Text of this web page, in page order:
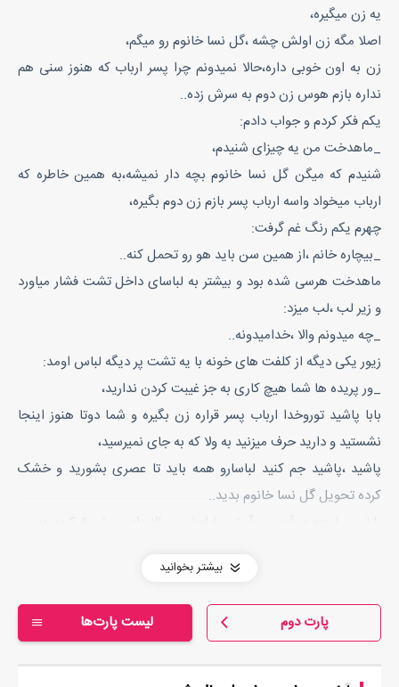
یه زن میگیره،
اصلا مگه زن اولش چشه ،گل نسا خانوم رو میگم،
زن به اون خوبی داره،حالا نمیدونم چرا پسر ارباب که هنوز سنی هم
نداره بازم هوس زن دوم به سرش زده..
یکم فکر کردم و جواب دادم:
_ماهدخت من یه چیزای شنیدم،
شنیدم که میگن گل نسا خانوم بچه دار نمیشه،به همین خاطره که
ارباب میخواد واسه ارباب پسر بازم زن دوم بگیره،
چهرم یکم رنگ غم گرفت:
_بیچاره خانم ،از همین سن باید هو رو تحمل کنه..
ماهدخت هرسی شده بود و بیشتر به لباسای داخل تشت فشار میاورد
و زیر لب ،لب میزد:
_چه میدونم والا ،خدامیدونه..
زیور یکی دیگه از کلفت های خونه با یه تشت پر دیگه لباس اومد:
_ور پریده ها شما هیچ کاری به جز غیبت کردن ندارید،
بابا پاشید توروخدا ارباب پسر قراره زن بگیره و شما دوتا هنوز اینجا
نشستید و دارید حرف میزنید به ولا که به جای نمیرسید،
پاشید ،پاشید جم کنید لباسارو همه باید تا عصری بشورید و خشک
کرده تحویل گل نسا خانوم بدید..
صدای فخرالزمان مادر بزرگ ارباب پسر، مو به تن همه ی خدمت کارا
سیخ کرد:
_بجنبید،مفت خورا،تا چند روز دیگه باید شاهد یه عروسی داخل عمارت
دوباره صداش بالا رفت:
بیشتر بخوانید
لیست پارت‌ها پارت دوم